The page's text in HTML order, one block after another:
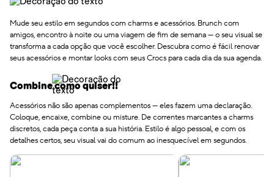
Mude seu estilo em segundos com charms e acessórios. Brunch com
amigos, encontro à noite ou uma viagem de fim de semana — o seu visual se
transforma a cada opção que você escolher. Descubra como é fácil renovar
seus acessórios e montar looks com seus Crocs para cada dia da sua agenda.
Combine como quiser!!
Acessórios não são apenas complementos — eles fazem uma declaração.
Coloque, encaixe, combine ou misture. De correntes marcantes a charms
discretos, cada peça conta a sua história. Estilo é algo pessoal, e com os
detalhes certos, seu visual vai do comum ao inesquecível em segundos.